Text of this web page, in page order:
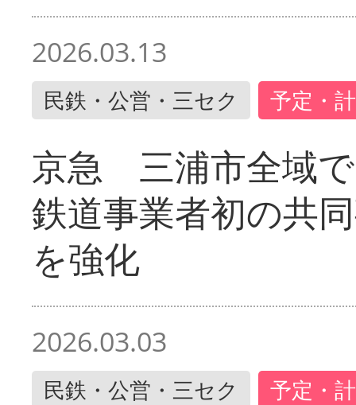
2026.03.13
民鉄・公営・三セク 予定・
京急 三浦市全域
鉄道事業者初の共
を強化
2026.03.03
民鉄・公営・三セク 予定・